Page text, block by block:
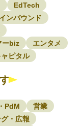
EdTech
インバウンド
ーbiz
エンタメ
ピタル
PdM
営業
・広報